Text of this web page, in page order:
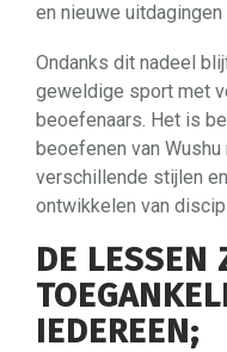
en nieuwe uitdagingen
Ondanks dit nadeel
geweldige sport met
beoefenaars. Het is
beoefenen van
verschillende stijlen
ontwikkelen van
DE LESSEN
IEDEREEN;